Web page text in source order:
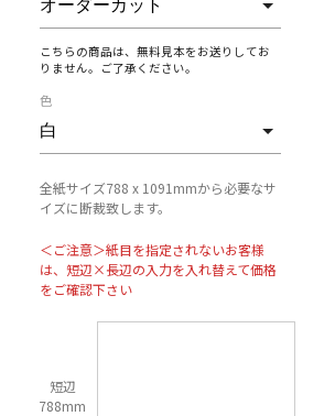
こちらの商品は、無料見本をお送りしてお
りません。ご了承ください。
色
全紙サイズ788 x 1091mmから必要なサ
イズに断裁致します。
＜ご注意＞紙目を指定されないお客様
は、短辺×長辺の入力を入れ替えて価格
をご確認下さい
短辺
788mm